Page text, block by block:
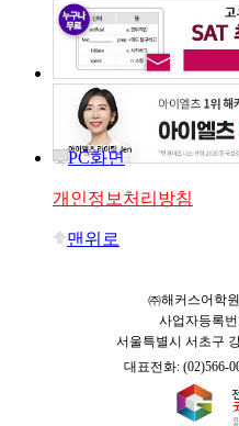
PC화면
개인정보처리방침
맨위로
㈜해커스어학
사업자등록번
서울특별시 서초구
대표전화: (02)566-